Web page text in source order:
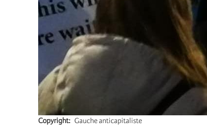
Copyright
Gauche anticapitaliste